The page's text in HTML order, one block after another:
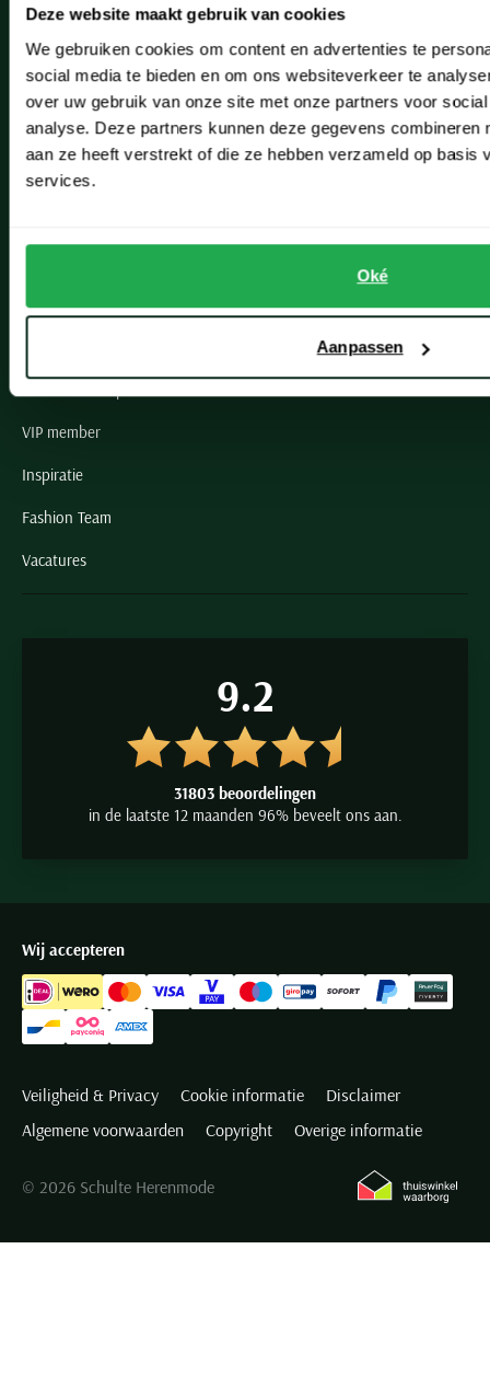
Deze website maakt gebruik van cookies
We gebruiken cookies om content en advertenties te
social media te bieden en om ons websiteverkeer te
over uw gebruik van onze site met onze partners voor
analyse. Deze partners kunnen deze gegevens combineren
aan ze heeft verstrekt of die ze hebben verzameld op basis
services.
Oké
Aanpassen
Hillegom
Leiderdorp
Lisse
Noordwijk
Oegstgeest
VIP member
Inspiratie
Fashion Team
Vacatures
9.2
31803 beoordelingen
in de laatste 12 maanden 96% beveelt ons aan.
Wij accepteren
Veiligheid & Privacy Cookie informatie
Disclaimer
Algemene voorwaarden
Copyright Overige informatie
© 2026 Schulte Herenmode